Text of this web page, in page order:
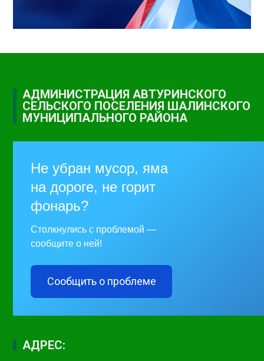
АДМИНИСТРАЦИЯ АВТУРИНСКОГО
СЕЛЬСКОГО ПОСЕЛЕНИЯ ШАЛИНСКОГО
МУНИЦИПАЛЬНОГО РАЙОНА
Не убран мусор, яма
на дороге, не горит
фонарь?
Столкнулись с проблемой —
сообщите о ней!
Сообщить о проблеме
АДРЕС: